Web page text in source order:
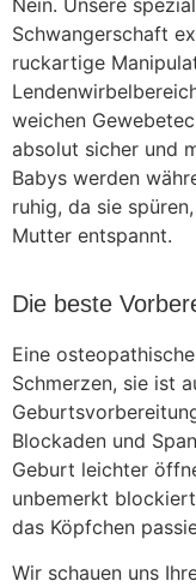
Nein. Unsere
Schwangerschaft
ruckartige
weichen
absolut sicher und
Babys werden
ruhig, da sie
Mutter entspannt.
Die beste
Eine
Schmerzen, sie ist
Blockaden und
Geburt leichter
unbemerkt
das Köpfchen
Wir schauen uns